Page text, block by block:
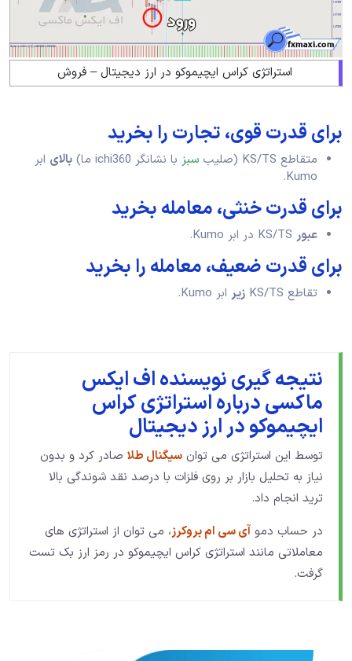
استراتژی کراس ایچیموکو در ارز دیجیتال – فروش
برای قدرت قوی، تجارت را بخرید
متقاطع KS/TS (صلیب سبز با نشانگر ichi360 ما) بالای ابر
Kumo.
برای قدرت خنثی، معامله بخرید
عبور
برای قدرت ضعیف، معامله را بخرید
تقاطع KS/TS زیر ابر Kumo.
نتیجه گیری نویسنده اف ایکس
ماکسی درباره استراتژی کراس
ایچیموکو در ارز دیجیتال
توسط این استراتژی می توان سیگنال طلا صادر کرد و بدون
نیاز به تحلیل بازار بر روی فلزات با درصد نقد شوندگی بالا
ترید انجام داد.
در حساب دمو آی سی ام بروکرز، می توان از استراتژی های
معاملاتی مانند استراتژی کراس ایچیموکو در رمز ارز بک تست
گرفت.